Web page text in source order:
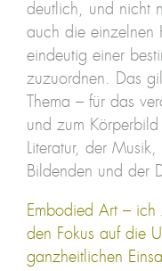
deutlich, und nicht
auch die einzelnen
eindeutig einer
zuzuordnen. Das
Thema – für das
und zum
Literatur, der
Bildenden und der
Embodied Art –
den Fokus auf die
ganzheitlichen